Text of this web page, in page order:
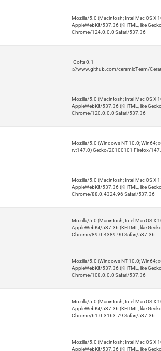
Mozilla/5.0 (Macintosh; Intel Mac OS X
AppleWebKit/537.36 (KHTML, like
Chrome/124.0.0.0 Safari/537.36
Terra Cotta 0.1
https://www.github.com/ceramicTeam/
Mozilla/5.0 (Macintosh; Intel Mac OS X
AppleWebKit/537.36 (KHTML, like
Chrome/120.0.0.0 Safari/537.36
Mozilla/5.0 (Windows NT 10.0; Win64;
rv:147.0) Gecko/20100101 Firefox/
Mozilla/5.0 (Macintosh; Intel Mac OS X
AppleWebKit/537.36 (KHTML, like
Chrome/88.0.4324.96 Safari/537.36
Mozilla/5.0 (Macintosh; Intel Mac OS X
AppleWebKit/537.36 (KHTML, like
Chrome/89.0.4389.90 Safari/537.36
Mozilla/5.0 (Windows NT 10.0; Win64;
AppleWebKit/537.36 (KHTML, like
Chrome/108.0.0.0 Safari/537.36
Mozilla/5.0 (Macintosh; Intel Mac OS X
AppleWebKit/537.36 (KHTML, like
Chrome/61.0.3163.79 Safari/537.36
Mozilla/5.0 (Macintosh; Intel Mac OS X
AppleWebKit/537.36 (KHTML, like